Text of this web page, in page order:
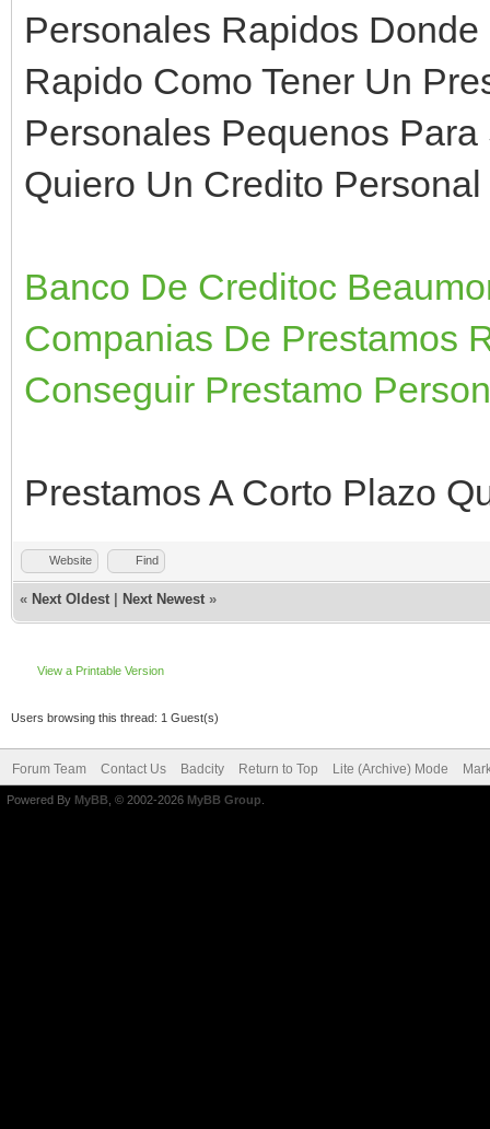
Personales Rapidos
Rapido Como Tener Un
Personales Pequenos
Quiero Un Credito Personal
Banco De Creditoc
Companias De Prestamos
Conseguir Prestamo
Prestamos A Corto Plazo
Website Find
« Next Oldest Next Newest »
View a Printable Version
Users browsing this thread: 1 Guest(s)
Forum Team Contact Us Badcity Return to Top Lite (Archive) Mode
Powered By MyBB , © 2002-2026 MyBB Group